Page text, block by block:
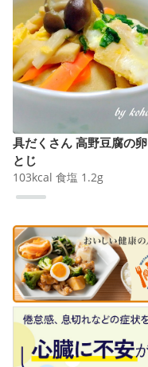
具だくさん 高野豆腐の卵
とじ
103kcal 食塩 1.2g